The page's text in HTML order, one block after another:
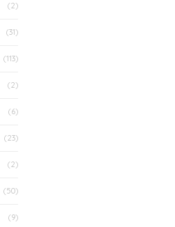
(2)
(31)
(113)
(2)
(6)
(23)
(2)
(50)
(9)